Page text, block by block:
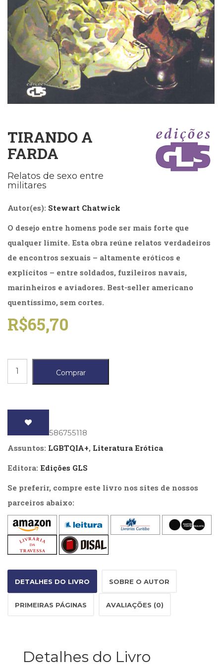
Cinema
(23)
Comportamento
(418)
Comunicação
(232)
Corpo
e
Movimento
Interior
(222)
Criatividade
Culinária,
Alimentação
Economia,
(31)
Educação
Educação
Especial
(39)
(47)
Fonoaudiologia
(54)
(93)
Jornalismo
(57)
Erótica
(11)
Literatura,
Ensaios
Obras
de
referência
(48)
PNL
(Programação
Neurolingüística)
(41)
Psicodrama
Psicologia,
e
TIRANDO A
FARDA
Relatos de sexo entre
militares
Autor(es): Stewart Chatwick
O desejo entre homens pode ser mais forte que
qualquer limite. Esta obra reúne relatos verdadeiros
de encontros sexuais – altamente eróticos e
explícitos – entre soldados, fuzileiros navais,
marinheiros e aviadores. Best-seller americano
quentíssimo, sem cortes.
R$65,70
Tirando
quantidade
Comprar
: 9788586755118
Assuntos: LGBTQIA+, Literatura Erótica
Editora: Edições GLS
Se preferir, compre este livro nos sites de nossos
parceiros abaixo:
DETALHES DO LIVRO SOBRE O AUTOR
PRIMEIRAS PÁGINAS AVALIAÇÕES (0)
Detalhes do Livro